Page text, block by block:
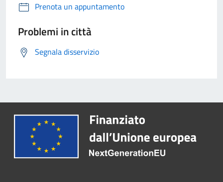
Prenota un appuntamento
Problemi in città
Segnala disservizio